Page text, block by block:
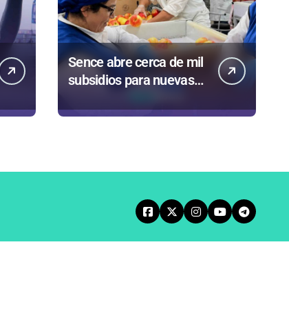
Sence abre cerca de mil
subsidios para nuevas
Región Antofagasta